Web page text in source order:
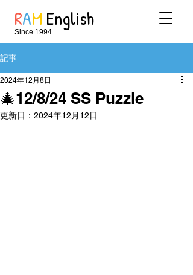
RAM English
Since 1994
記事
🎄12/8/24 SS Puzzle
2024年12月8日
更新日： 2024年12月12日